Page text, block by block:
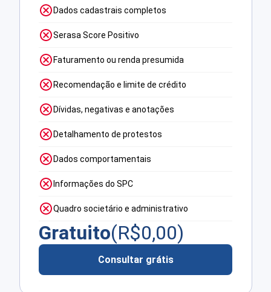
Dados cadastrais completos
Serasa Score Positivo
Faturamento ou renda presumida
Recomendação e limite de crédito
Dívidas, negativas e anotações
Detalhamento de protestos
Dados comportamentais
Informações do SPC
Quadro societário e administrativo
Gratuito(R$0,00)
Consultar grátis